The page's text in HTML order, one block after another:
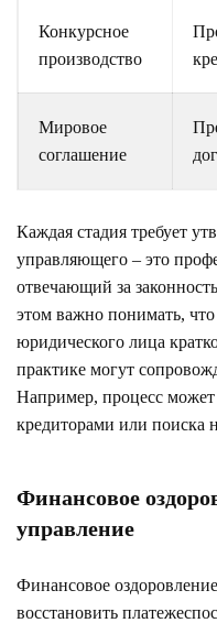
Конкурсное
производство
Мировое
соглашение
Каждая стадия требует
управляющего – это
отвечающий за
этом важно понимать, что
юридического лица
практике могут
Например, процесс может
кредиторами или поиска
Финансовое
управление
Финансовое
восстановить